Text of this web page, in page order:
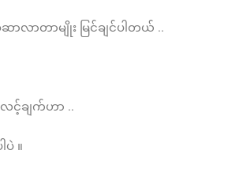
လာတာမျိုး မြင်ချင်ပါတယ် ..
လင့်ချက်ဟာ ..
ပဲ ။